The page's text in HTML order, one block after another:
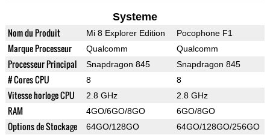
Systeme
Nom du Produit Mi 8 Explorer Edition Pocophone F1
Marque Processeur Qualcomm Qualcomm
Processeur Principal Snapdragon 845 Snapdragon 845
# Cores CPU 8 8
Vitesse horloge CPU 2.8 GHz 2.8 GHz
RAM 4GO/6GO/8GO 6GO/8GO
Options de Stockage 64GO/128GO 64GO/128GO/256GO